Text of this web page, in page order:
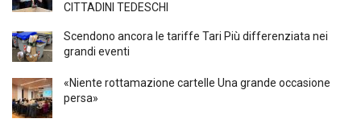
CITTADINI TEDESCHI
Scendono ancora le tariffe Tari Più differenziata nei
grandi eventi
«Niente rottamazione cartelle Una grande occasione
persa»